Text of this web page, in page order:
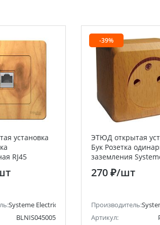
установка
RJ45
(Schneider
Systeme Electric (ранее Schneider Electric)
BLNIS045005
-39%
ЭТЮД открытая
Бук Розетка
заземления
Electric (Schneider
270 ₽/шт
Производитель:
Артикул: